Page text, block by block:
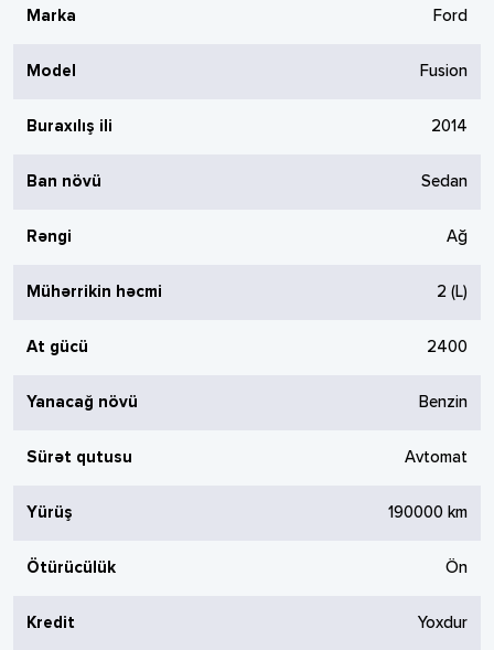
Marka Ford
Model Fusion
Buraxılış ili 2014
Ban növü Sedan
Rəngi Ağ
Mühərrikin həcmi 2 (L)
At gücü 2400
Yanacağ növü Benzin
Sürət qutusu Avtomat
Yürüş 190000 km
Ötürücülük Ön
Kredit Yoxdur